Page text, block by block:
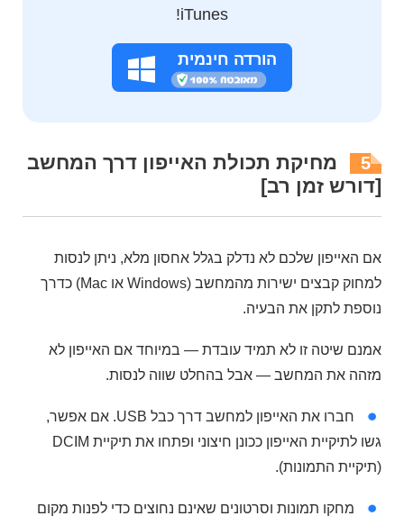
iTunes!
הורדה חינמית
5
מחיקת תכולת האייפון דרך המחשב
[דורש זמן רב]
אם האייפון שלכם לא נדלק בגלל אחסון מלא, ניתן לנסות
למחוק קבצים ישירות מהמחשב (Windows או Mac) כדרך
נוספת לתקן את הבעיה.
אמנם שיטה זו לא תמיד עובדת — במיוחד אם האייפון לא
מזהה את המחשב — אבל בהחלט שווה לנסות.
חברו את האייפון למחשב דרך כבל USB. אם אפשר,
גשו לתיקיית האייפון ככונן חיצוני ופתחו את תיקיית DCIM
(תיקיית התמונות).
מחקו תמונות וסרטונים שאינם נחוצים כדי לפנות מקום